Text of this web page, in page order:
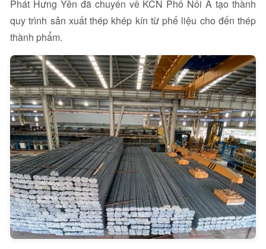
Phát Hưng Yên đã chuyển về KCN Phố Nối A tạo thành
quy trình sản xuất thép khép kín từ phế liệu cho đến thép
thành phẩm.